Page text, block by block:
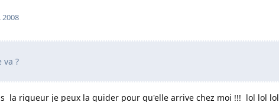
2008
va ?
la rigueur je peux la guider pour qu'elle arrive chez moi !!! lol lol lol